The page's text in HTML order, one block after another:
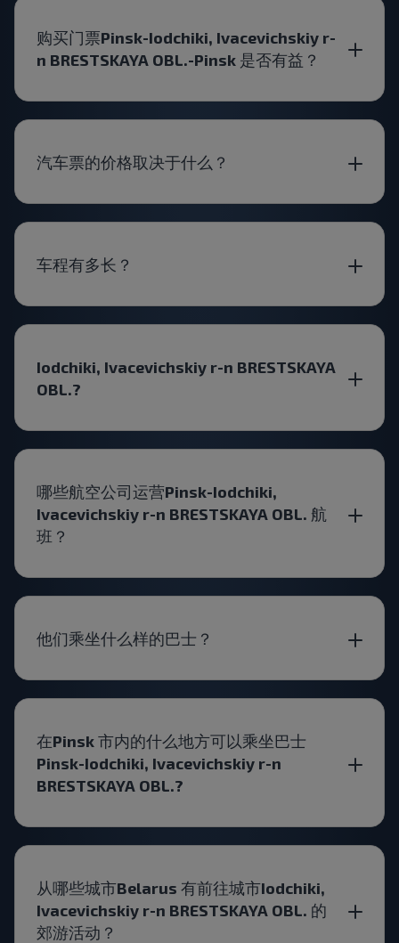
购买门票Pinsk-Iodchiki, Ivacevichskiy r-
n BRESTSKAYA OBL.-Pinsk 是否有益？
汽车票的价格取决于什么？
车程有多长？
Iodchiki, Ivacevichskiy r-n BRESTSKAYA
OBL.?
哪些航空公司运营Pinsk-Iodchiki,
Ivacevichskiy r-n BRESTSKAYA OBL. 航
班？
他们乘坐什么样的巴士？
在Pinsk 市内的什么地方可以乘坐巴士
Pinsk-Iodchiki, Ivacevichskiy r-n
BRESTSKAYA OBL.?
从哪些城市Belarus 有前往城市Iodchiki,
Ivacevichskiy r-n BRESTSKAYA OBL. 的
郊游活动？